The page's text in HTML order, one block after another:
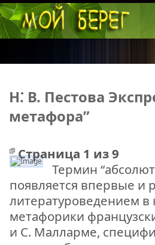
Н. В. Пестова
метафора”
Страница 1 из 9
Термин
появляется впервые и
литературоведением в
метафорики
и С. Малларме,